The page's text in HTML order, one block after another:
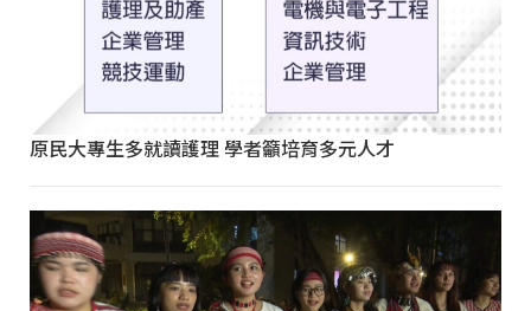
原民大專生多就讀護理 學者籲培育多元人才